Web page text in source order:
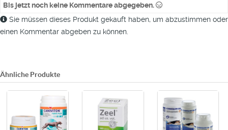
Bis jetzt noch keine Kommentare abgegeben.
Sie müssen dieses Produkt gekauft haben, um abzustimmen oder
einen Kommentar abgeben zu können.
Ähnliche Produkte